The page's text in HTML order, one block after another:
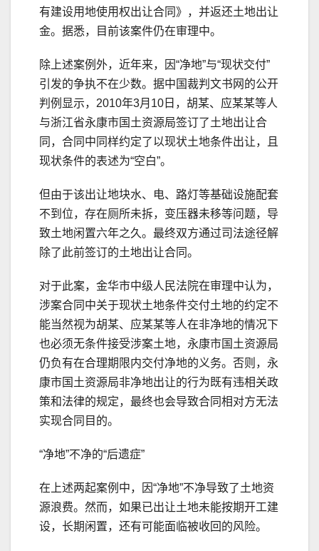
有建设用地使用权出让合同》，并返还土地出让
金。据悉，目前该案件仍在审理中。
除上述案例外，近年来，因“净地”与“现状交付”
引发的争执不在少数。据中国裁判文书网的公开
判例显示，2010年3月10日，胡某、应某某等人
与浙江省永康市国土资源局签订了土地出让合
同，合同中同样约定了以现状土地条件出让，且
现状条件的表述为“空白”。
但由于该出让地块水、电、路灯等基础设施配套
不到位，存在厕所未拆，变压器未移等问题，导
致土地闲置六年之久。最终双方通过司法途径解
除了此前签订的土地出让合同。
对于此案，金华市中级人民法院在审理中认为，
涉案合同中关于现状土地条件交付土地的约定不
能当然视为胡某、应某某等人在非净地的情况下
也必须无条件接受涉案土地，永康市国土资源局
仍负有在合理期限内交付净地的义务。否则，永
康市国土资源局非净地出让的行为既有违相关政
策和法律的规定，最终也会导致合同相对方无法
实现合同目的。
“净地”不净的“后遗症”
在上述两起案例中，因“净地”不净导致了土地资
源浪费。然而，如果已出让土地未能按期开工建
设，长期闲置，还有可能面临被收回的风险。